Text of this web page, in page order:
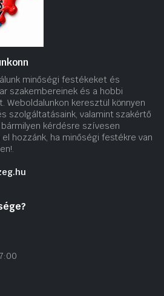
minőségi festékeket és
szakembereinek és a hobbi
Weboldalunkon keresztül könnyen
szolgáltatásaink, valamint szakértő
kérdésre szívesen
hozzánk, ha minőségi festékre van